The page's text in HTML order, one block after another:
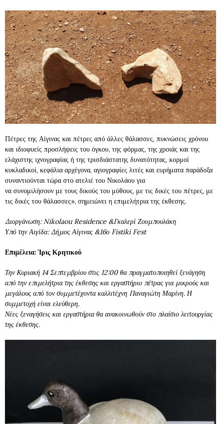
Πέτρες της Αίγινας και πέτρες από άλλες θάλασσες, πυκνώσεις χρόνου
και ιδιοφυείς προσλήψεις του όγκου, της φόρμας, της χροιάς και της
ελάχιστης ιχνογραφίας ή της τρισδιάστατης δυνατότητας, κορμοί
κυκλαδικοί, κεφάλια αρχέγονα, αγιογραφίες λιτές και ευρήματα παράδοξα
συναντιούνται τώρα στο ατελιέ του Νικολάου για
να συνομιλήσουν με τους δικούς του μύθους, με τις δικές του πέτρες, με
τις δικές του θάλασσες», σημειώνει η επιμελήτρια της έκθεσης.
Διοργάνωση: Nikolaou Residence &Γκαλερί Ζουμπουλάκη
Υπό την Αιγίδα: Δήμος Αίγινας &16ο Fistiki Fest
Επιμέλεια: Ίρις Κρητικού
Την Κυριακή 14 Σεπτεμβρίου στις 12:00 θα πραγματοποιηθεί ξενάγηση
από την επιμελήτρια της έκθεσης και εργαστήριο πέτρας για μικρούς και
μεγάλους από τον συμμετέχοντα καλλιτέχνη Παναγιώτη Μαρίνη. Η
συμμετοχή είναι ελεύθερη.
Νέες ξεναγήσεις και εργαστήρια θα ανακοινωθούν στο πλαίσιο λειτουργίας
της έκθεσης.